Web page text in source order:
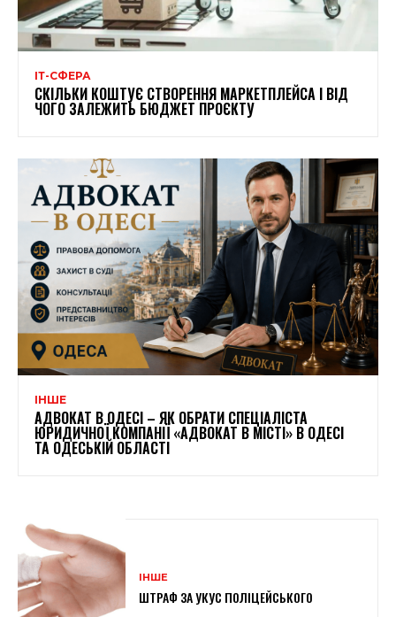
ІТ-СФЕРА
СКІЛЬКИ КОШТУЄ СТВОРЕННЯ МАРКЕТПЛЕЙСА І ВІД
ЧОГО ЗАЛЕЖИТЬ БЮДЖЕТ ПРОЄКТУ
ІНШЕ
АДВОКАТ В ОДЕСІ – ЯК ОБРАТИ СПЕЦІАЛІСТА
ЮРИДИЧНОЇ КОМПАНІЇ «АДВОКАТ В МІСТІ» В ОДЕСІ
ТА ОДЕСЬКІЙ ОБЛАСТІ
ІНШЕ
ШТРАФ ЗА УКУС ПОЛІЦЕЙСЬКОГО